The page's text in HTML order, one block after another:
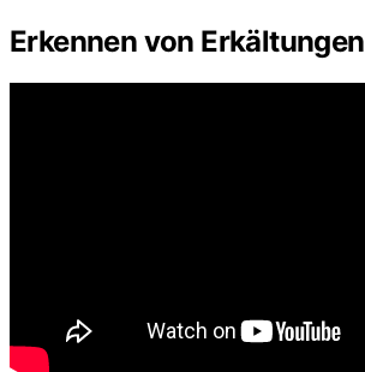
Erkennen von Erkältungen